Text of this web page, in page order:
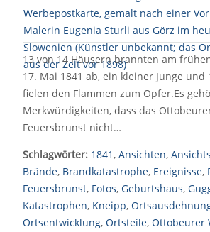
13 von 14 Häusern brannten am
17. Mai 1841 ab, ein kleiner Junge und
fielen den Flammen zum Opfer.Es
Merkwürdigkeiten, dass das
Feuersbrunst nicht…
Schlagwörter: 1841, Ansichten,
Brände, Brandkatastrophe, Ereignisse,
Feuersbrunst, Fotos, Geburtshaus,
Katastrophen, Kneipp,
Ortsentwicklung, Ortsteile, Ottobeurer